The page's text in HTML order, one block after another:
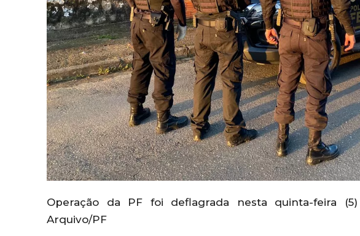
Operação da PF foi deflagrada nesta quinta-feira
Arquivo/PF